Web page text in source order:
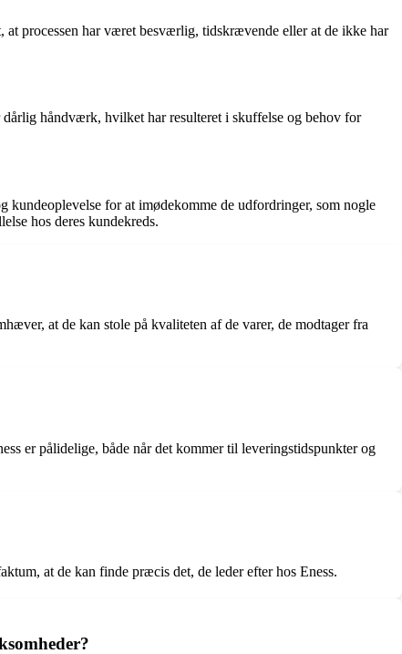
processen har været besværlig, tidskrævende eller at de ikke har
håndværk, hvilket har resulteret i skuffelse og behov for
kundeoplevelse for at imødekomme de udfordringer, som nogle
hos deres kundekreds.
at de kan stole på kvaliteten af de varer, de modtager fra
er pålidelige, både når det kommer til leveringstidspunkter og
at de kan finde præcis det, de leder efter hos Eness.